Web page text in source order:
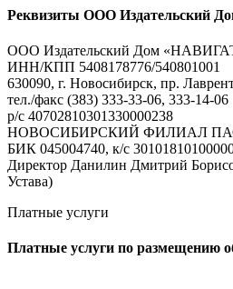
Реквизиты ООО Издательский
ООО Издательский Дом
ИНН/КПП 5408178776/540801001
630090, г. Новосибирск, пр.
тел./факс (383) 333-33-06, 333-14-06
р/с 40702810301330000238
НОВОСИБИРСКИЙ ФИЛИАЛ
БИК 045004740, к/с
Директор Данилин Дмитрий
Устава)
Платные услуги
Платные услуги по размещению